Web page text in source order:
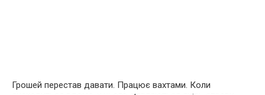
Грошей перестав давати. Працює вахтами. Коли